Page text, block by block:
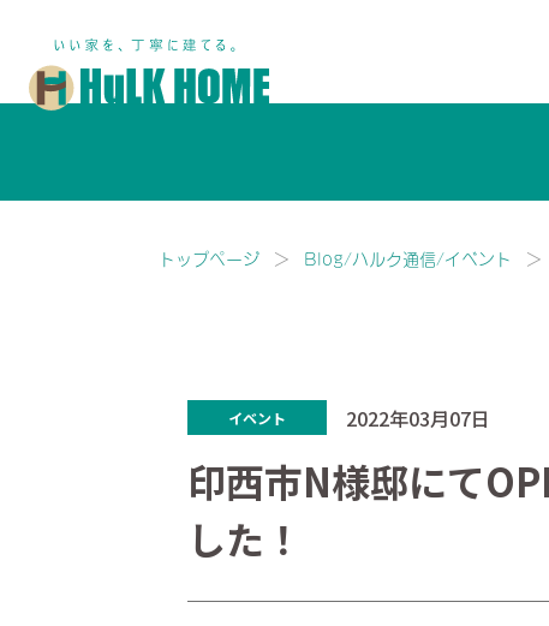
トップページ Blog/ハルク通信/イベント
イベント 2022年03月07日
印西市N様邸にて
した！